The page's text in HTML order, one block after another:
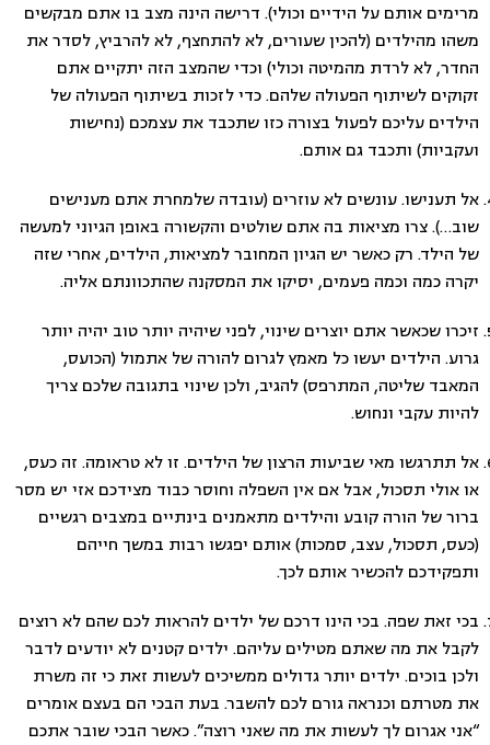
מרימים אותם על הידיים וכולי). דרישה הינה מצב בו אתם מבקשים
משהו מהילדים (להכין שעורים, לא להתחצף, לא להרביץ, לסדר את
החדר, לא לרדת מהמיטה וכולי) וכדי שהמצב הזה יתקיים אתם
זקוקים לשיתוף הפעולה שלהם. כדי לזכות בשיתוף הפעולה של
הילדים עליכם לפעול בצורה כזו שתכבד את עצמכם (נחישות
ועקביות) ותכבד גם אותם.
אל תענישו. עונשים לא עוזרים (עובדה שלמחרת אתם מענישים
שוב…). צרו מציאות בה אתם שולטים והקשורה באופן הגיוני למעשה
של הילד. רק כאשר יש הגיון המחובר למציאות, הילדים, אחרי שזה
יקרה כמה וכמה פעמים, יסיקו את המסקנה שהתכוונתם אליה.
זיכרו שכאשר אתם יוצרים שינוי, לפני שיהיה יותר טוב יהיה יותר
גרוע. הילדים יעשו כל מאמץ לגרום להורה של אתמול (הכועס,
המאבד שליטה, המתרפס) להגיב, ולכן שינוי בתגובה שלכם צריך
להיות עקבי ונחוש.
אל תתרגשו מאי שביעות הרצון של הילדים. זו לא טראומה. זה כעס,
או אולי תסכול, אבל אם אין השפלה וחוסר כבוד מצידכם אזי יש מסר
ברור של הורה קובע והילדים מתאמנים בינתיים במצבים רגשיים
(כעס, תסכול, עצב, סמכות) אותם יפגשו רבות במשך חייהם
ותפקידכם להכשיר אותם לכך.
בכי זאת שפה. בכי הינו דרכם של ילדים להראות לכם שהם לא רוצים
לקבל את מה שאתם מטילים עליהם. ילדים קטנים לא יודעים לדבר
ולכן בוכים. ילדים יותר גדולים ממשיכים לעשות זאת כי זה משרת
את מטרתם וכנראה גורם לכם להשבר. בעת הבכי הם בעצם אומרים
“אני אגרום לך לעשות את מה שאני רוצה”. כאשר הבכי שובר אתכם